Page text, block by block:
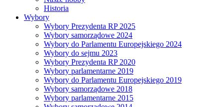
Historia
Wybory
Wybory Prezydenta RP 2025
Wybory samorządowe 2024
Wybory do Parlamentu Europejskiego 2024
Wybory do sejmu 2023
Wybory Prezydenta RP 2020
Wybory parlamentarne 2019
Wybory do Parlamentu Europejskiego 2019
Wybory samorządowe 2018
Wybory parlamentarne 2015